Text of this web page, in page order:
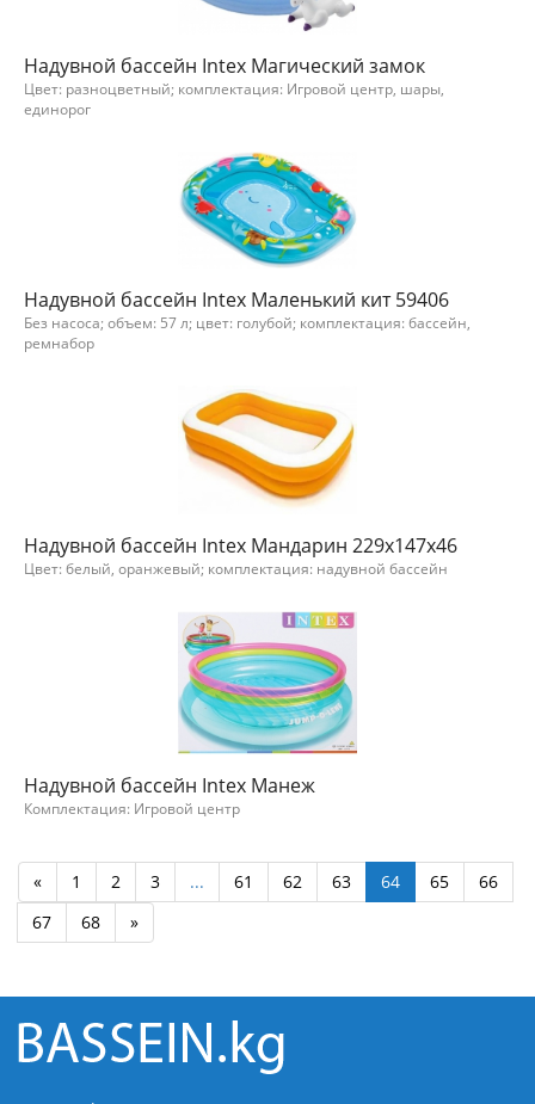
Надувной бассейн Intex Магический замок
Цвет: разноцветный; комплектация: Игровой центр, шары,
единорог
Надувной бассейн Intex Маленький кит 59406
Без насоса; объем: 57 л; цвет: голубой; комплектация: бассейн,
ремнабор
Надувной бассейн Intex Мандарин 229х147х46
Цвет: белый, оранжевый; комплектация: надувной бассейн
Надувной бассейн Intex Манеж
Комплектация: Игровой центр
« 1 2 3 ... 61 62 63 64 65
66
67
68 »